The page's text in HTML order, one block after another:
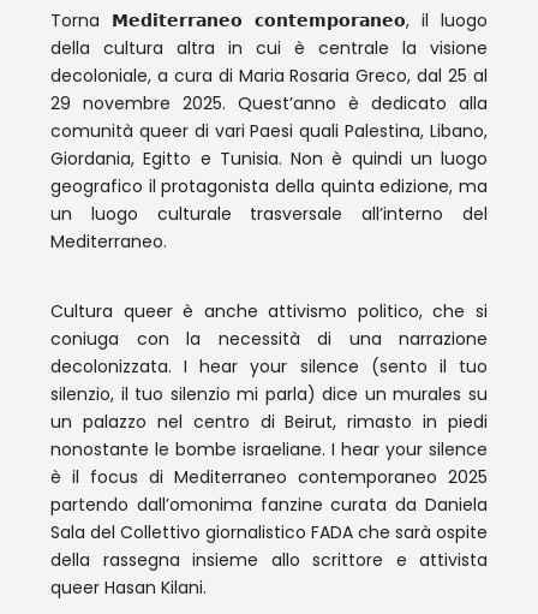
Torna 𝗠𝗲𝗱𝗶𝘁𝗲𝗿𝗿𝗮𝗻𝗲𝗼 𝗰𝗼𝗻𝘁𝗲𝗺𝗽𝗼𝗿𝗮𝗻𝗲𝗼, il luogo
della cultura altra in cui è centrale la visione
decoloniale, a cura di Maria Rosaria Greco, dal 25 al
29 novembre 2025. Quest’anno è dedicato alla
comunità queer di vari Paesi quali Palestina, Libano,
Giordania, Egitto e Tunisia. Non è quindi un luogo
geografico il protagonista della quinta edizione, ma
un luogo culturale trasversale all’interno del
Mediterraneo.
Cultura queer è anche attivismo politico, che si
coniuga con la necessità di una narrazione
decolonizzata. I hear your silence (sento il tuo
silenzio, il tuo silenzio mi parla) dice un murales su
un palazzo nel centro di Beirut, rimasto in piedi
nonostante le bombe israeliane. I hear your silence
è il focus di Mediterraneo contemporaneo 2025
partendo dall’omonima fanzine curata da Daniela
Sala del Collettivo giornalistico FADA che sarà ospite
della rassegna insieme allo scrittore e attivista
queer Hasan Kilani.